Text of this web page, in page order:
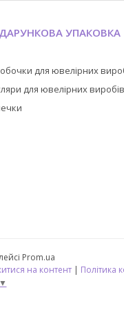
УПАКОВКА
для ювелірних
для ювелірних
Prom.ua
на контент | Політика
▼